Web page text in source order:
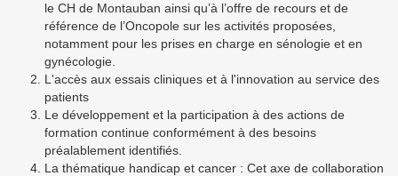
le CH de Montauban ainsi qu’à l’offre de recours et de
référence de l’Oncopole sur les activités proposées,
notamment pour les prises en charge en sénologie et en
gynécologie.
L'accès aux essais cliniques et à l'innovation au service des
patients
Le développement et la participation à des actions de
formation continue conformément à des besoins
préalablement identifiés.
La thématique handicap et cancer : Cet axe de collaboration